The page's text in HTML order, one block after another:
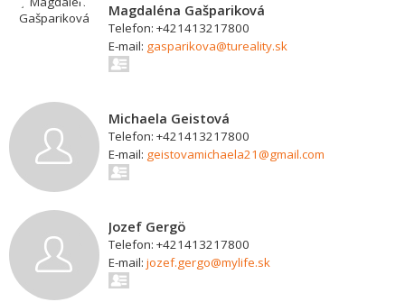
Magdaléna Gašpariková
Telefon: +421413217800
E-mail: gasparikova@tureality.sk
Michaela Geistová
Telefon: +421413217800
E-mail: geistovamichaela21@gmail.com
Jozef Gergö
Telefon: +421413217800
E-mail: jozef.gergo@mylife.sk